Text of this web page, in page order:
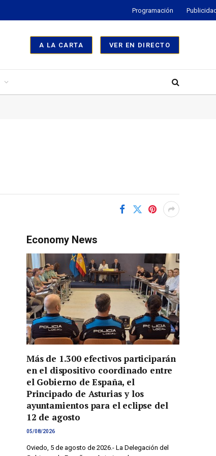
Programación
A LA CARTA VER EN DIRECTO
Economy News
Más de 1.300 efectivos participarán
en el dispositivo coordinado entre
el Gobierno de España, el
Principado de Asturias y los
ayuntamientos para el eclipse del
12 de agosto
05/08/2026
Oviedo, 5 de agosto de 2026.- La Delegación del